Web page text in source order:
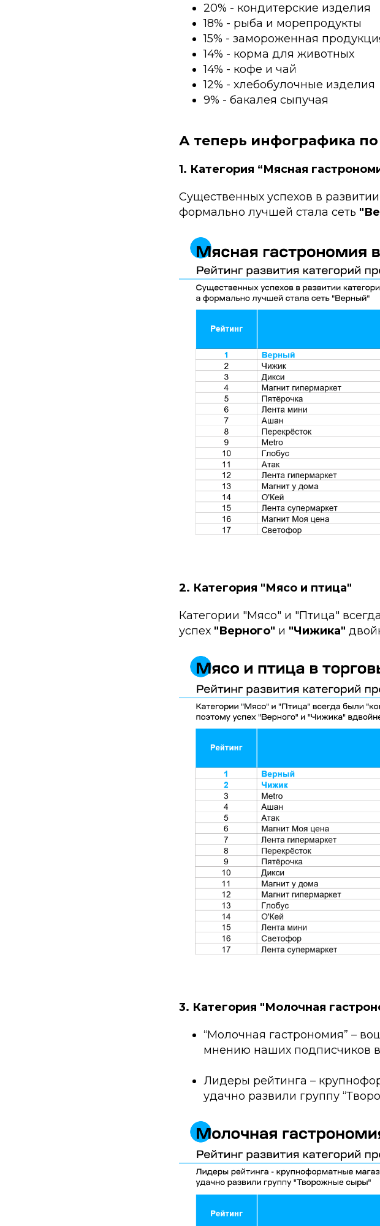
20% - кондитерские изделия
18% - рыба и морепродукты
15% - замороженная
14% - корма для животных
14% - кофе и чай
12% - хлебобулочные изделия
9% - бакалея сыпучая
А теперь инфографика
1. Категория “Мясная
Существенных успехов в
формально лучшей стала сеть
2. Категория "Мясо и птица"
Категории "Мясо" и "Птица"
успех "Верного" и "Чижика"
3. Категория "Молочная
“Молочная гастрономия” –
мнению наших подписчиков
Лидеры рейтинга –
удачно развили группу